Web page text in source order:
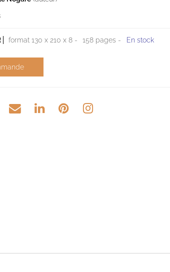
format 130 x 210 x 8 158 pages En stock